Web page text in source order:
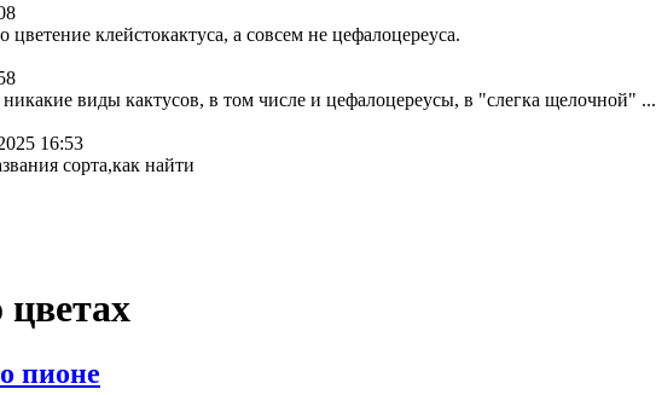
клейстокактуса, а совсем не цефалоцереуса.
виды кактусов, в том числе и цефалоцереусы, в "слегка щелочной" ...
16:53
сорта,как найти
пионе